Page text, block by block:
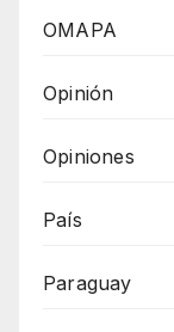
OMAPA
Opinión
Opiniones
País
Paraguay